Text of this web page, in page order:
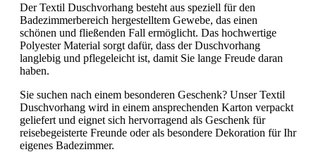
Der Textil Duschvorhang besteht aus speziell für den
Badezimmerbereich hergestelltem Gewebe, das einen
schönen und fließenden Fall ermöglicht. Das hochwertige
Polyester Material sorgt dafür, dass der Duschvorhang
langlebig und pflegeleicht ist, damit Sie lange Freude daran
haben.
Sie suchen nach einem besonderen Geschenk? Unser Textil
Duschvorhang wird in einem ansprechenden Karton verpackt
geliefert und eignet sich hervorragend als Geschenk für
reisebegeisterte Freunde oder als besondere Dekoration für Ihr
eigenes Badezimmer.